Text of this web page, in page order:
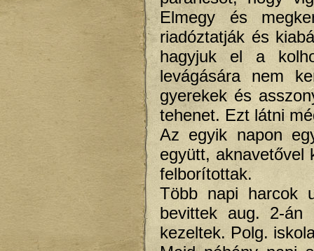
Elmegy és
riadóztatják és
hagyjuk el a
levágására nem
gyerekek és
tehenet. Ezt látni
Az egyik napon
együtt, aknavetővel
felborítottak.
Több napi harcok
bevittek aug. 2-án
kezeltek. Polg.